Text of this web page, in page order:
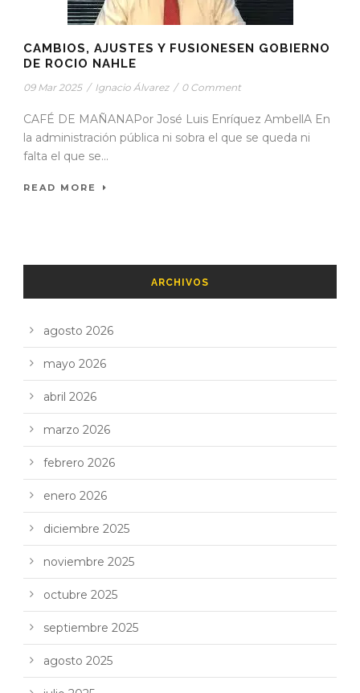
CAMBIOS, AJUSTES Y FUSIONESEN GOBIERNO
DE ROCIO NAHLE
09 Mar 2025 / Ignacio Álvarez / 0 Comment
CAFÉ DE MAÑANAPor José Luis Enríquez AmbellA En
la administración pública ni sobra el que se queda ni
falta el que se...
READ MORE
ARCHIVOS
agosto 2026
mayo 2026
abril 2026
marzo 2026
febrero 2026
enero 2026
diciembre 2025
noviembre 2025
octubre 2025
septiembre 2025
agosto 2025